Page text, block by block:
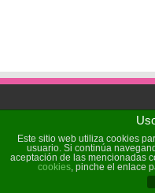
Powered by
© Copyright
Este sitio web utiliza cookies
usuario. Si continúa
aceptación de las mencionadas
cookies, pinche el enlace